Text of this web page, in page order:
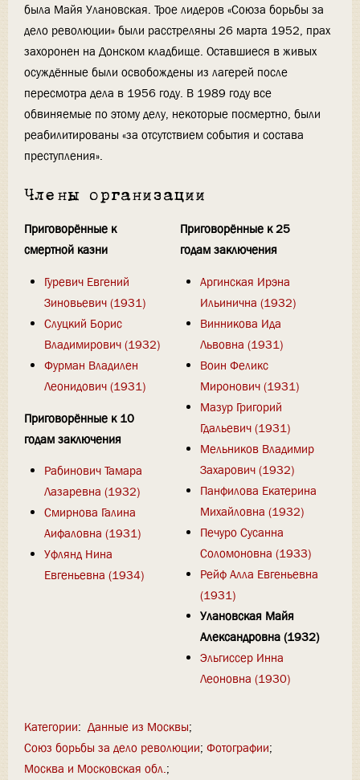
была Майя Улановская. Трое лидеров «Союза борьбы за
дело революции» были расстреляны 26 марта 1952, прах
захоронен на Донском кладбище. Оставшиеся в живых
осуждённые были освобождены из лагерей после
пересмотра дела в 1956 году. В 1989 году все
обвиняемые по этому делу, некоторые посмертно, были
реабилитированы «за отсутствием события и состава
преступления».
Члены организации
Приговорённые к
смертной казни
Гуревич Евгений
Зиновьевич (1931)
Слуцкий Борис
Владимирович (1932)
Фурман Владилен
Леонидович (1931)
Приговорённые к 10
годам заключения
Рабинович Тамара
Лазаревна (1932)
Смирнова Галина
Аифаловна (1931)
Уфлянд Нина
Евгеньевна (1934)
Приговорённые к 25
годам заключения
Аргинская Ирэна
Ильинична (1932)
Винникова Ида
Львовна (1931)
Воин Феликс
Миронович (1931)
Мазур Григорий
Гдальевич (1931)
Мельников Владимир
Захарович (1932)
Панфилова Екатерина
Михайловна (1932)
Печуро Сусанна
Соломоновна (1933)
Рейф Алла Евгеньевна
(1931)
Улановская Майя
Александровна (1932)
Эльгиссер Инна
Леоновна (1930)
Категории: Данные из Москвы
Союз борьбы за дело революции Фотографии
Москва и Московская обл.